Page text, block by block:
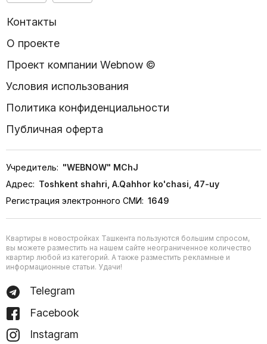
Контакты
О проекте
Проект компании Webnow ©
Условия использования
Политика конфиденциальности
Публичная оферта
Учредитель: "WEBNOW" MChJ
Адрес: Toshkent shahri, A.Qahhor ko'chasi, 47-uy
Регистрация электронного СМИ: 1649
Квартиры в новостройках Ташкента пользуются большим спросом,
вы можете разместить на нашем сайте неограниченное количество
квартир любой из категорий. А также разместить рекламные и
информационные статьи. Удачи!
Telegram
Facebook
Instagram